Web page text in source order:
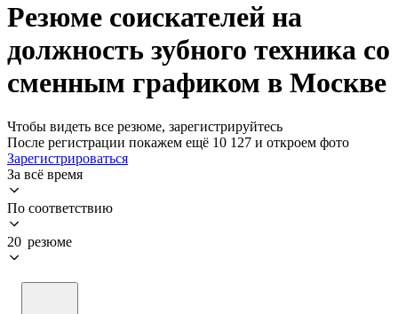
Резюме соискателей на
должность зубного техника со
сменным графиком в Москве
Чтобы видеть все резюме, зарегистрируйтесь
После регистрации покажем ещё 10 127 и откроем фото
Зарегистрироваться
За всё время
По соответствию
20 резюме